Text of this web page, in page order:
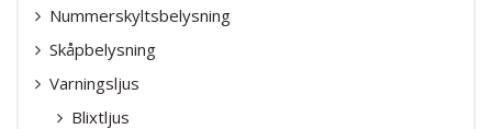
Nummerskyltsbelysning
Skåpbelysning
Varningsljus
Blixtljus